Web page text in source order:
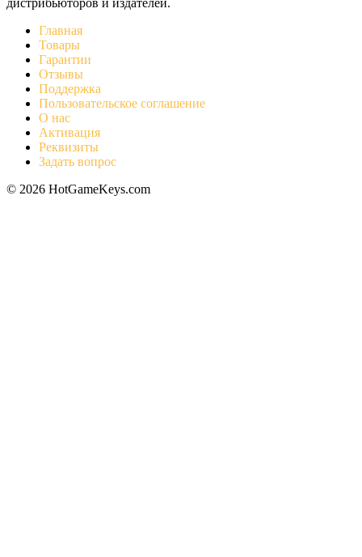
Главная
Товары
Гарантии
Отзывы
Поддержка
Пользовательское соглашение
О нас
Активация
Реквизиты
Задать вопрос
© 2026 HotGameKeys.com